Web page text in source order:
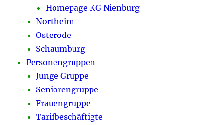
Homepage KG Nienburg
Northeim
Osterode
Schaumburg
Personengruppen
Junge Gruppe
Seniorengruppe
Frauengruppe
Tarifbeschäftigte